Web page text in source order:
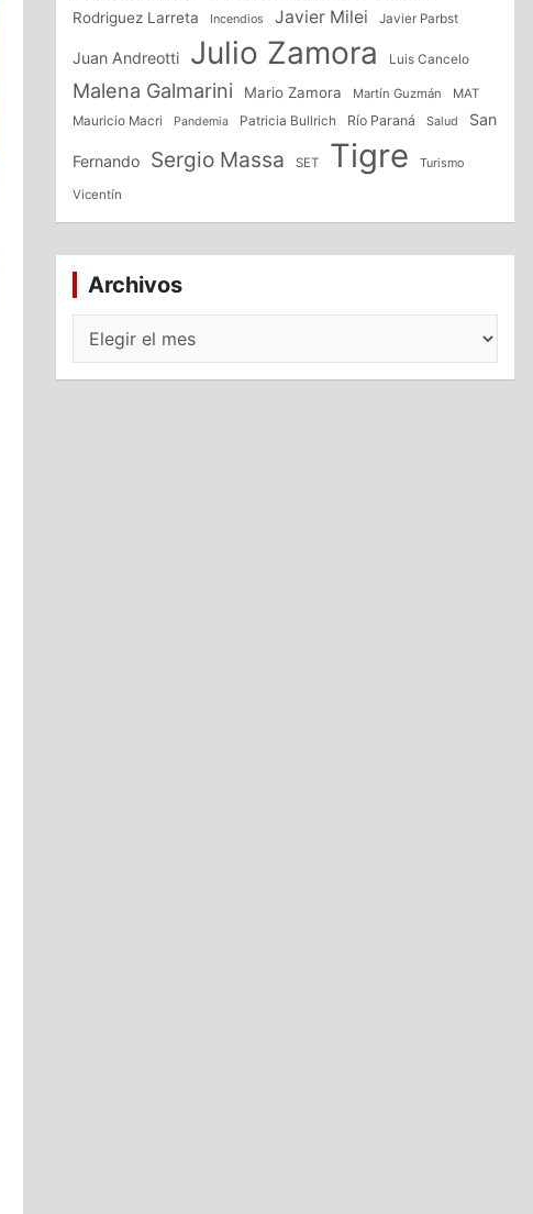
Rodriguez Larreta
Incendios Javier Milei Javier Parbst
Juan Andreotti Julio Zamora Luis Cancelo
Malena Galmarini Mario Zamora Martín Guzmán
MAT
Mauricio Macri
Pandemia Patricia Bullrich Río Paraná Salud San
Fernando Sergio Massa SET Tigre Turismo
Vicentín
Archivos
Archivos